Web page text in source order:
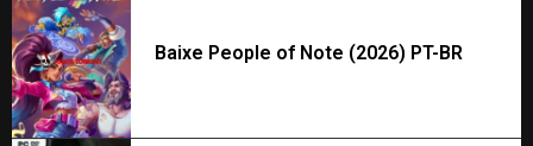
Baixe People of Note (2026) PT-BR